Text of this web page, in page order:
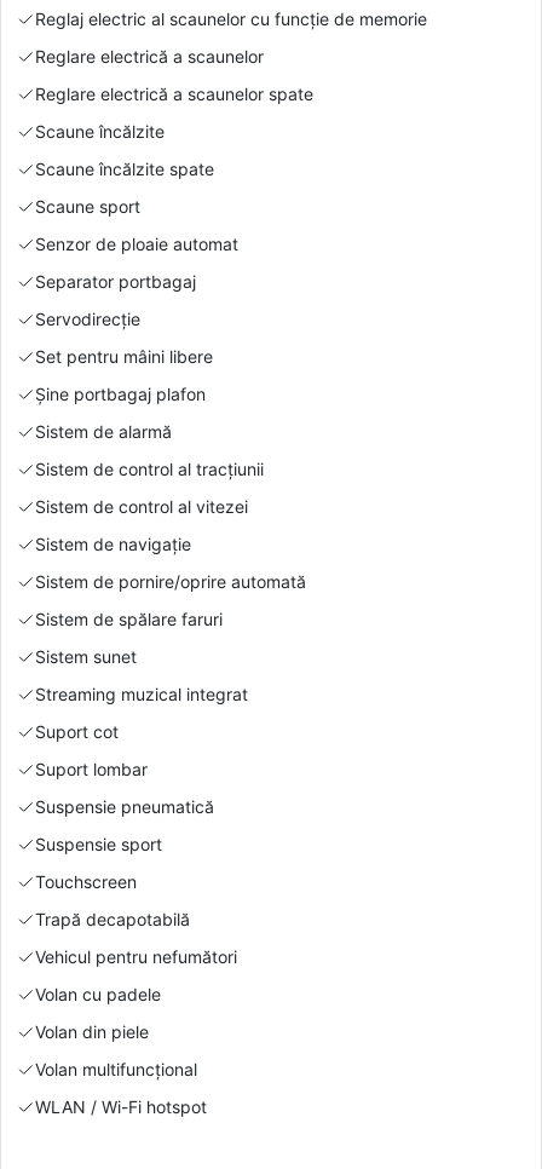
Reglaj electric al scaunelor cu funcție de memorie
Reglare electrică a scaunelor
Reglare electrică a scaunelor spate
Scaune încălzite
Scaune încălzite spate
Scaune sport
Senzor de ploaie automat
Separator portbagaj
Servodirecție
Set pentru mâini libere
Şine portbagaj plafon
Sistem de alarmă
Sistem de control al tracțiunii
Sistem de control al vitezei
Sistem de navigație
Sistem de pornire/oprire automată
Sistem de spălare faruri
Sistem sunet
Streaming muzical integrat
Suport cot
Suport lombar
Suspensie pneumatică
Suspensie sport
Touchscreen
Trapă decapotabilă
Vehicul pentru nefumători
Volan cu padele
Volan din piele
Volan multifuncțional
WLAN / Wi-Fi hotspot